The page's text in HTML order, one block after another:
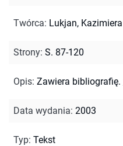
Twórca: Lukjan, Kazimiera
Strony: S. 87-120
Opis: Zawiera bibliografię.
Data wydania: 2003
Typ: Tekst